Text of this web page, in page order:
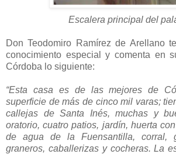
Escalera principal del
Don Teodomiro Ramírez de Arellano
conocimiento especial y comenta en
Córdoba lo siguiente:
“Esta casa es de las mejores de
superficie de más de cinco mil varas;
callejas de Santa Inés, muchas y
oratorio, cuatro patios, jardín, huerta
de agua de la Fuensantilla, corral,
graneros, caballerizas y cocheras. La